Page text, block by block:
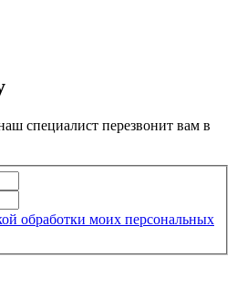
специалист перезвонит вам в
обработки моих персональных